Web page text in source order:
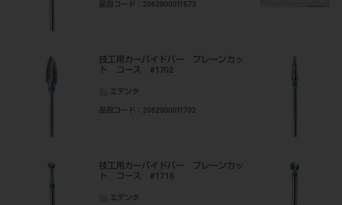
品目コード ：2062900011573
技工用カーバイドバー プレーンカッ
ト コース #1702
エデンタ
品目コード ：2062900011702
技工用カーバイドバー プレーンカッ
ト コース #1716
エデンタ